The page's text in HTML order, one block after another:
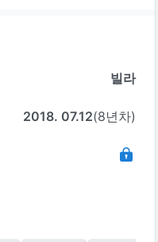
빌라
2018. 07.12(8년차)